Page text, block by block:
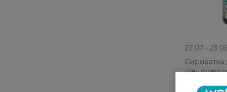
27 07 - 23
Сироватка